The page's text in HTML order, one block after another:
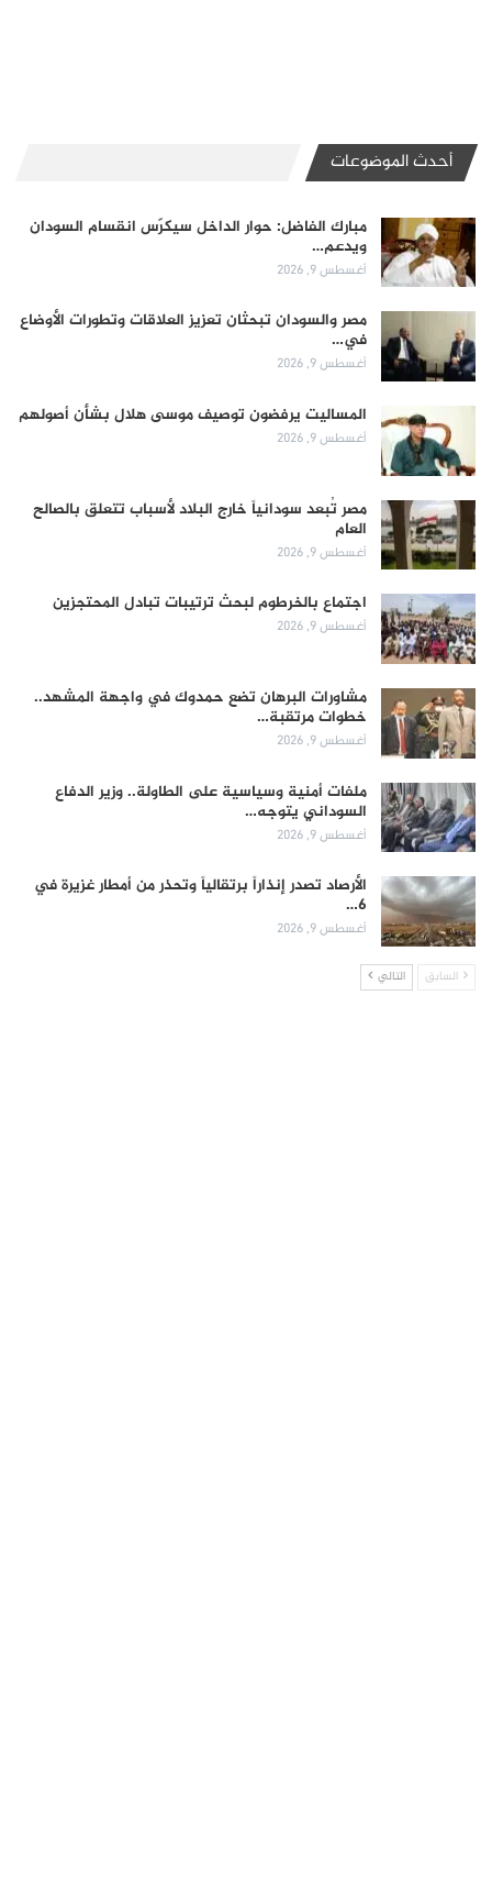
أحدث الموضوعات
مبارك الفاضل: حوار الداخل سيكرّس انقسام السودان
ويدعم…
أغسطس 9, 2026
مصر والسودان تبحثان تعزيز العلاقات وتطورات الأوضاع
في…
أغسطس 9, 2026
المساليت يرفضون توصيف موسى هلال بشأن أصولهم
أغسطس 9, 2026
مصر تُبعد سودانياً خارج البلاد لأسباب تتعلق بالصالح
العام
أغسطس 9, 2026
اجتماع بالخرطوم لبحث ترتيبات تبادل المحتجزين
أغسطس 9, 2026
مشاورات البرهان تضع حمدوك في واجهة المشهد..
خطوات مرتقبة…
أغسطس 9, 2026
ملفات أمنية وسياسية على الطاولة.. وزير الدفاع
السوداني يتوجه…
أغسطس 9, 2026
الأرصاد تصدر إنذاراً برتقالياً وتحذر من أمطار غزيرة في
6…
أغسطس 9, 2026
السابق التالي